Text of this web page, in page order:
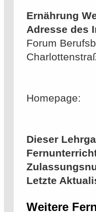
Ernährung
Adresse des
Forum
Homepage:
Dieser
Letzte
Weitere